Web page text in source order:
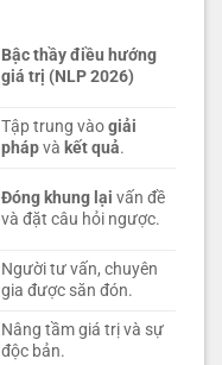
Bậc thầy điều hướng
giá trị (NLP 2026)
Tập trung vàogiải
phápvàkết quả.
Đóng khung lại vấn đề
và đặt câu hỏi ngược.
Người tư vấn, chuyên
gia được săn đón.
Nâng tầm giá trị và sự
độc bản.